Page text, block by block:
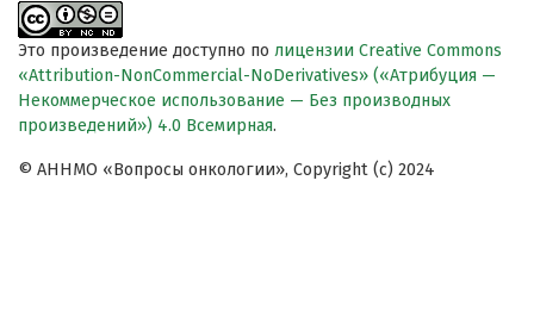
Это произведение доступно по лицензии Creative Commons
«Attribution-NonCommercial-NoDerivatives» («Атрибуция —
Некоммерческое использование — Без производных
произведений») 4.0 Всемирная.
© АННМО «Вопросы онкологии», Copyright (c) 2024